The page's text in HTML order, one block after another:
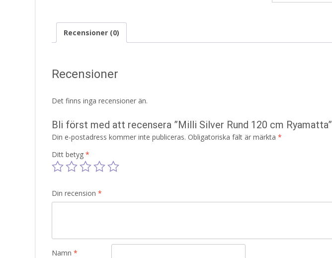
Recensioner (0)
Recensioner
Det finns inga recensioner än.
Bli först med att recensera ”Milli Silver Rund 120 cm Ryamatta”
Din e-postadress kommer inte publiceras. Obligatoriska fält är märkta *
Ditt betyg *
Din recension *
Namn *